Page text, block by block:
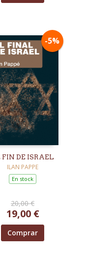
-5%
FIN DE ISRAEL
ILAN PAPPE
En stock
20,00 €
19,00 €
Comprar